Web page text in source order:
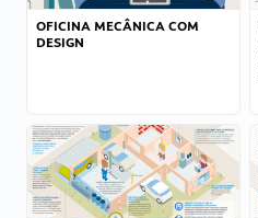
OFICINA MECÂNICA COM
DESIGN